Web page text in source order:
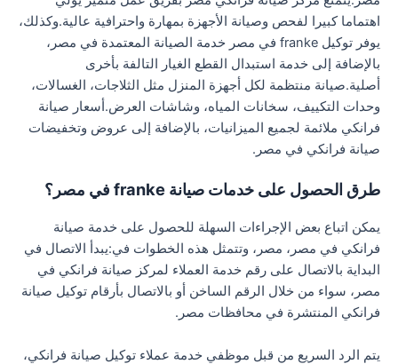
اهتماما كبيرا لفحص وصيانة الأجهزة بمهارة واحترافية عالية.وكذلك،
يوفر توكيل franke في مصر خدمة الصيانة المعتمدة في مصر،
بالإضافة إلى خدمة استبدال القطع الغيار التالفة بأخرى
أصلية.صيانة منتظمة لكل أجهزة المنزل مثل الثلاجات، الغسالات،
وحدات التكييف، سخانات المياه، وشاشات العرض.أسعار صيانة
فرانكي ملائمة لجميع الميزانيات، بالإضافة إلى عروض وتخفيضات
صيانة فرانكي في مصر.
طرق الحصول على خدمات صيانة franke في مصر؟
يمكن اتباع بعض الإجراءات السهلة للحصول على خدمة صيانة
فرانكي في مصر، مصر، وتتمثل هذه الخطوات في:يبدأ الاتصال في
البداية بالاتصال على رقم خدمة العملاء لمركز صيانة فرانكي في
مصر، سواء من خلال الرقم الساخن أو بالاتصال بأرقام توكيل صيانة
فرانكي المنتشرة في محافظات مصر.
يتم الرد السريع من قبل موظفي خدمة عملاء توكيل صيانة فرانكي،